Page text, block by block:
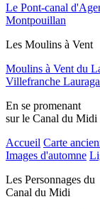
Le Pont-canal
Montpouillan
Les Moulins à Vent
Moulins à Vent du
Villefranche
En se promenant
sur le Canal du Midi
Accueil Carte
Images d'automne
Les Personnages du
Canal du Midi